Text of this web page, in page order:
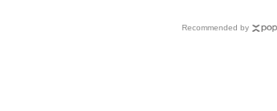
品は……
Recommended by